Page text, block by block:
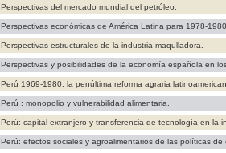
Perspectivas del mercado mundial del petróleo.
Perspectivas económicas de América Latina para 1978-
Perspectivas estructurales de la industria maqulladora.
Perspectivas y posibilidades de la economía española en
Perú 1969-1980. la penúltima reforma agraria
Perú : monopolio y vulnerabilidad alimentaria.
Perú: capital extranjero y transferencia de tecnología en la
Perú: efectos sociales y agroalimentarios de las políticas de